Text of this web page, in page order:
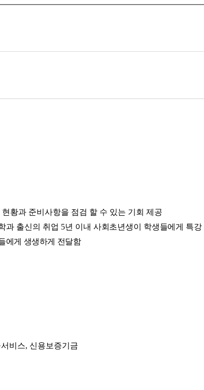
황과 준비사항을 점검 할 수 있는 기회 제공
과 출신의 취업 5년 이내 사회초년생이 학생들에게 특강
에게 생생하게 전달함
비스, 신용보증기금